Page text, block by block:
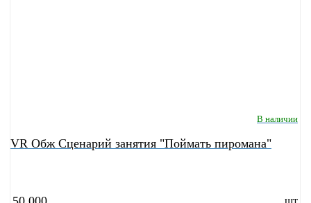
В наличии
VR Обж Сценарий занятия "Поймать пиромана"
шт